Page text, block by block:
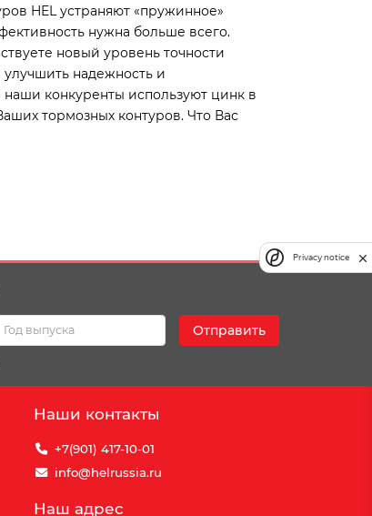
HEL устраняют «пружинное»
нужна больше всего.
новый уровень точности
надежность и
конкуренты используют цинк в
тормозных контуров. Что Вас
Отправить
Наши контакты
+7(901) 417-10-01
info@helrussia.ru
Наш адрес
Privacy notice